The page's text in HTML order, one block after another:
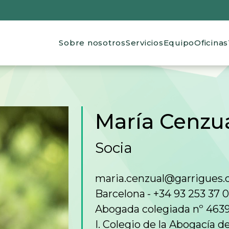
Main navigation
Sobre nosotrosServiciosEquipoOficinas
ayuda a la navegación
María
Socia
Barcelona
+34 93 253 37
Abogada colegiada nº
I. Colegio de la Abogacía